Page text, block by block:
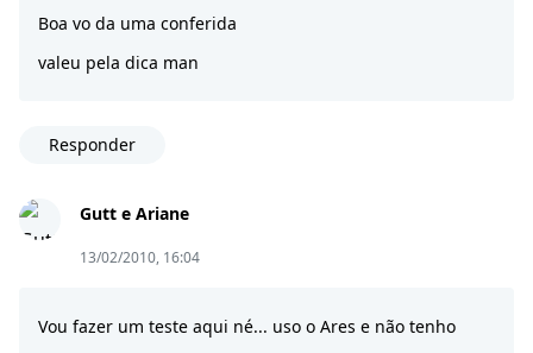
Boa vo da uma conferida
valeu pela dica man
Responder
Gutt e Ariane
13/02/2010, 16:04
Vou fazer um teste aqui né... uso o Ares e não tenho